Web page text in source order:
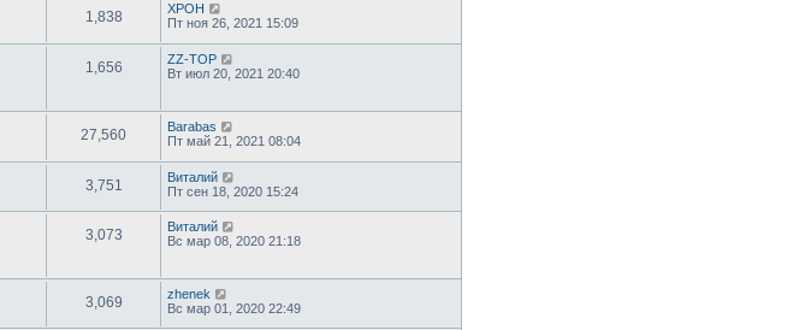
1,838
XPOH
Пт ноя 26, 2021 15:09
1,656
ZZ-TOP
Вт июл 20, 2021 20:40
27,560
Barabas
Пт май 21, 2021 08:04
3,751
Виталий
Пт сен 18, 2020 15:24
3,073
Виталий
Вс мар 08, 2020 21:18
3,069
zhenek
Вс мар 01, 2020 22:49